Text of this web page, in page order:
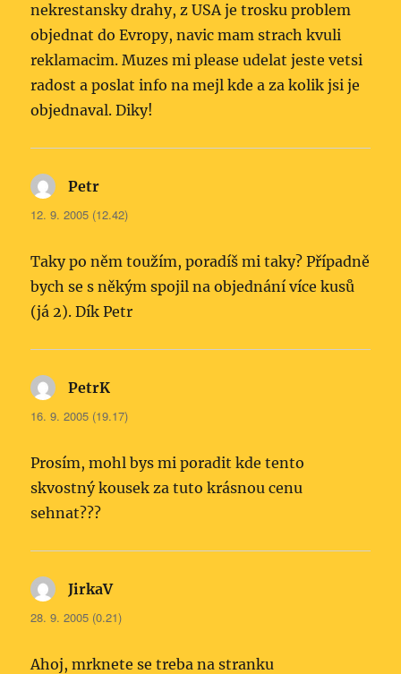
nekrestansky drahy, z USA je trosku problem
objednat do Evropy, navic mam strach kvuli
reklamacim. Muzes mi please udelat jeste vetsi
radost a poslat info na mejl kde a za kolik jsi je
objednaval. Diky!
Petr
12. 9. 2005 (12.42)
Taky po něm toužím, poradíš mi taky? Případně
bych se s někým spojil na objednání více kusů
(já 2). Dík Petr
PetrK
16. 9. 2005 (19.17)
Prosím, mohl bys mi poradit kde tento
skvostný kousek za tuto krásnou cenu
sehnat???
JirkaVnapsal:
28. 9. 2005 (0.21)
Ahoj, mrknete se treba na stranku